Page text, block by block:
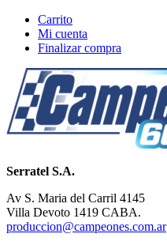
Carrito
Mi cuenta
Finalizar compra
Serratel S.A.
Av S. Maria del Carril 4145
Villa Devoto 1419 CABA.
produccion@campeones.com.ar